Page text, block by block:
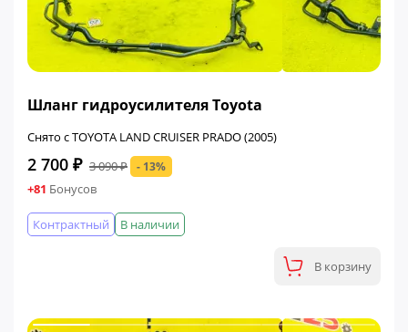
Шланг гидроусилителя Toyota
Снято с TOYOTA LAND CRUISER PRADO (2005)
2 700 ₽ 3 090 ₽ - 13%
+81 Бонусов
В наличии
Контрактный
В корзину